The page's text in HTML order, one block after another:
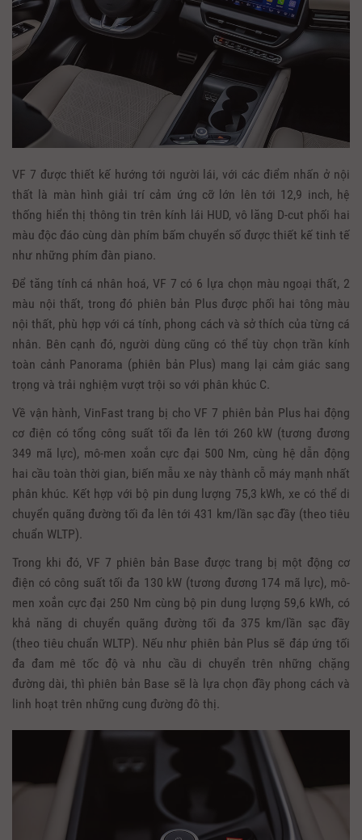
VF 7 được thiết kế hướng tới người lái, với các điểm nhấn ở nội
thất là màn hình giải trí cảm ứng cỡ lớn lên tới 12,9 inch, hệ
thống hiển thị thông tin trên kính lái HUD, vô lăng D-cut phối hai
màu độc đáo cùng dàn phím bấm chuyển số được thiết kế tinh tế
như những phím đàn piano.
Để tăng tính cá nhân hoá, VF 7 có 6 lựa chọn màu ngoại thất, 2
màu nội thất, trong đó phiên bản Plus được phối hai tông màu
nội thất, phù hợp với cá tính, phong cách và sở thích của từng cá
nhân. Bên cạnh đó, người dùng cũng có thể tùy chọn trần kính
toàn cảnh Panorama (phiên bản Plus) mang lại cảm giác sang
trọng và trải nghiệm vượt trội so với phân khúc C.
Về vận hành, VinFast trang bị cho VF 7 phiên bản Plus hai động
cơ điện có tổng công suất tối đa lên tới 260 kW (tương đương
349 mã lực), mô-men xoắn cực đại 500 Nm, cùng hệ dẫn động
hai cầu toàn thời gian, biến mẫu xe này thành cỗ máy mạnh nhất
phân khúc. Kết hợp với bộ pin dung lượng 75,3 kWh, xe có thể di
chuyển quãng đường tối đa lên tới 431 km/lần sạc đầy (theo tiêu
chuẩn WLTP).
Trong khi đó, VF 7 phiên bản Base được trang bị một động cơ
điện có công suất tối đa 130 kW (tương đương 174 mã lực), mô-
men xoắn cực đại 250 Nm cùng bộ pin dung lượng 59,6 kWh, có
khả năng di chuyển quãng đường tối đa 375 km/lần sạc đầy
(theo tiêu chuẩn WLTP). Nếu như phiên bản Plus sẽ đáp ứng tối
đa đam mê tốc độ và nhu cầu di chuyển trên những chặng
đường dài, thì phiên bản Base sẽ là lựa chọn đầy phong cách và
linh hoạt trên những cung đường đô thị.